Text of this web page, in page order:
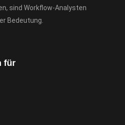
sind Workflow-Analysten
Bedeutung.
für